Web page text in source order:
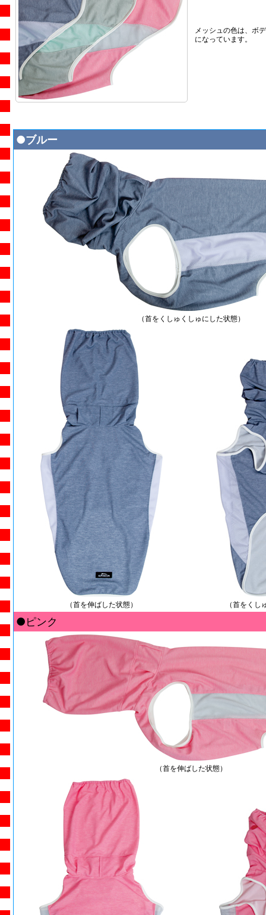
メッシュの色は、ボ
になっています。
●ブルー
（首をくしゅくしゅにした状態）
（首を伸ばした状態） （首をく
●ピンク
（首を伸ばした状態）